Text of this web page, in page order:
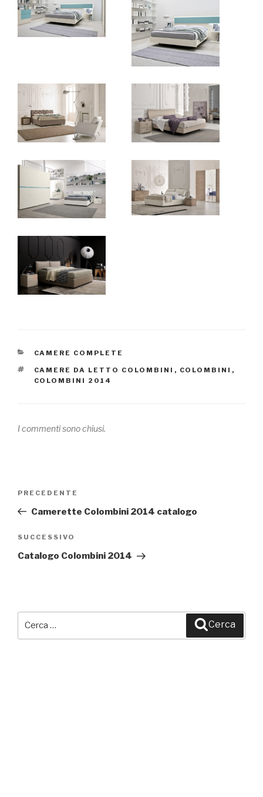
CATEGORIE
CAMERE COMPLETE
TAG
CAMERE DA LETTO COLOMBINI , COLOMBINI ,
COLOMBINI 2014
I commenti sono chiusi.
Articolo
precedente:
PRECEDENTE
Camerette Colombini 2014 catalogo
Articolo
successivo
SUCCESSIVO
Catalogo Colombini 2014
Cerca